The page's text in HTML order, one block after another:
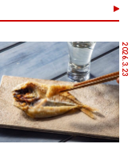
2026.3.23